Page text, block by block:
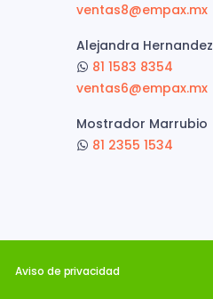
ventas8@empax.mx
Alejandra Hernandez
81 1583 8354
ventas6@empax.mx
Mostrador Marrubio
81 2355 1534
Aviso de privacidad